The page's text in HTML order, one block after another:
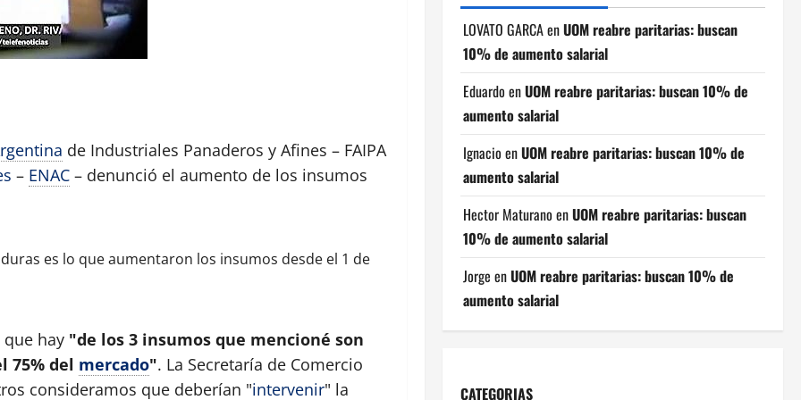
de Industriales Panaderos y Afines – FAIPA
– ENAC – denunció el aumento de los insumos
es lo que aumentaron los insumos desde el 1 de
hay "de los 3 insumos que mencioné son
75% del mercado". La Secretaría de Comercio
consideramos que deberían "intervenir" la
LOVATO GARCAenUOM reabre paritarias: buscan
10% de aumento salarial
Eduardo enUOM reabre paritarias: buscan 10% de
aumento salarial
Ignacio enUOM reabre paritarias: buscan 10% de
aumento salarial
Hector Maturano enUOM reabre paritarias: buscan
10% de aumento salarial
Jorge enUOM reabre paritarias: buscan 10% de
aumento salarial
CATEGORIAS